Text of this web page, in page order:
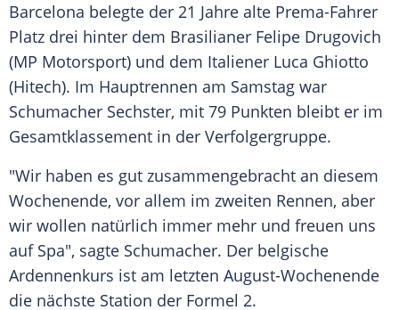
Barcelona belegte der 21 Jahre alte Prema-Fahrer
Platz drei hinter dem Brasilianer Felipe Drugovich
(MP Motorsport) und dem Italiener Luca Ghiotto
(Hitech). Im Hauptrennen am Samstag war
Schumacher Sechster, mit 79 Punkten bleibt er im
Gesamtklassement in der Verfolgergruppe.
"Wir haben es gut zusammengebracht an diesem
Wochenende, vor allem im zweiten Rennen, aber
wir wollen natürlich immer mehr und freuen uns
auf Spa", sagte Schumacher. Der belgische
Ardennenkurs ist am letzten August-Wochenende
die nächste Station der Formel 2.